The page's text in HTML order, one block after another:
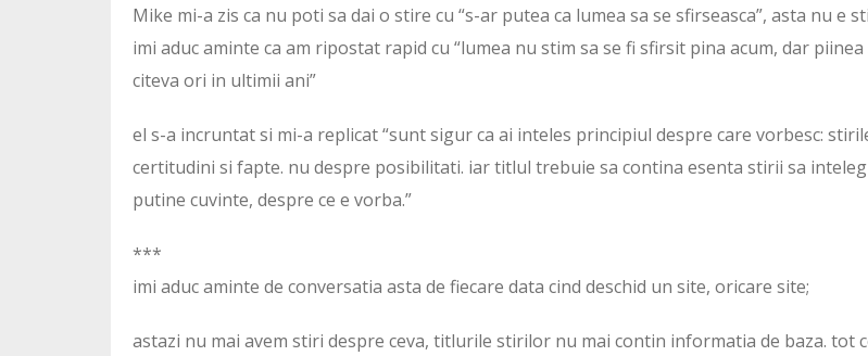
Mike mi-a zis ca nu poti sa dai o stire cu “s-ar putea ca lumea sa se sfirseasca”, asta nu e
imi aduc aminte ca am ripostat rapid cu “lumea nu stim sa se fi sfirsit pina acum, dar
citeva ori in ultimii ani”
el s-a incruntat si mi-a replicat “sunt sigur ca ai inteles principiul despre care vorbesc:
certitudini si fapte. nu despre posibilitati. iar titlul trebuie sa contina esenta stirii sa
putine cuvinte, despre ce e vorba.”
***
imi aduc aminte de conversatia asta de fiecare data cind deschid un site, oricare site;
astazi nu mai avem stiri despre ceva, titlurile stirilor nu mai contin informatia de baza. tot